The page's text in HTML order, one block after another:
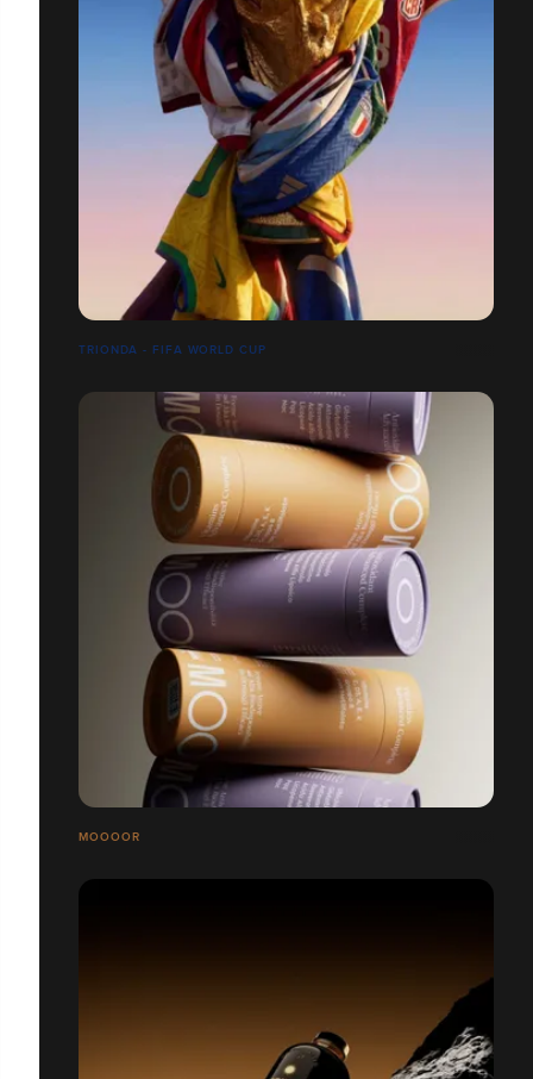
TRIONDA - FIFA WORLD CUP
MOOOOR